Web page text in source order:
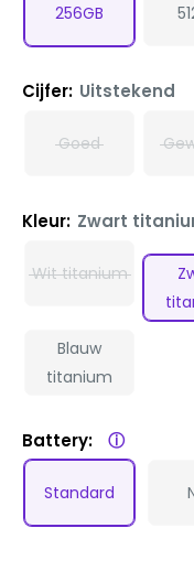
256GB
Cijfer: Uitstekend
Goed
Kleur: Zwart
Wit titanium
Blauw
titanium
Battery: ⓘ
Standard